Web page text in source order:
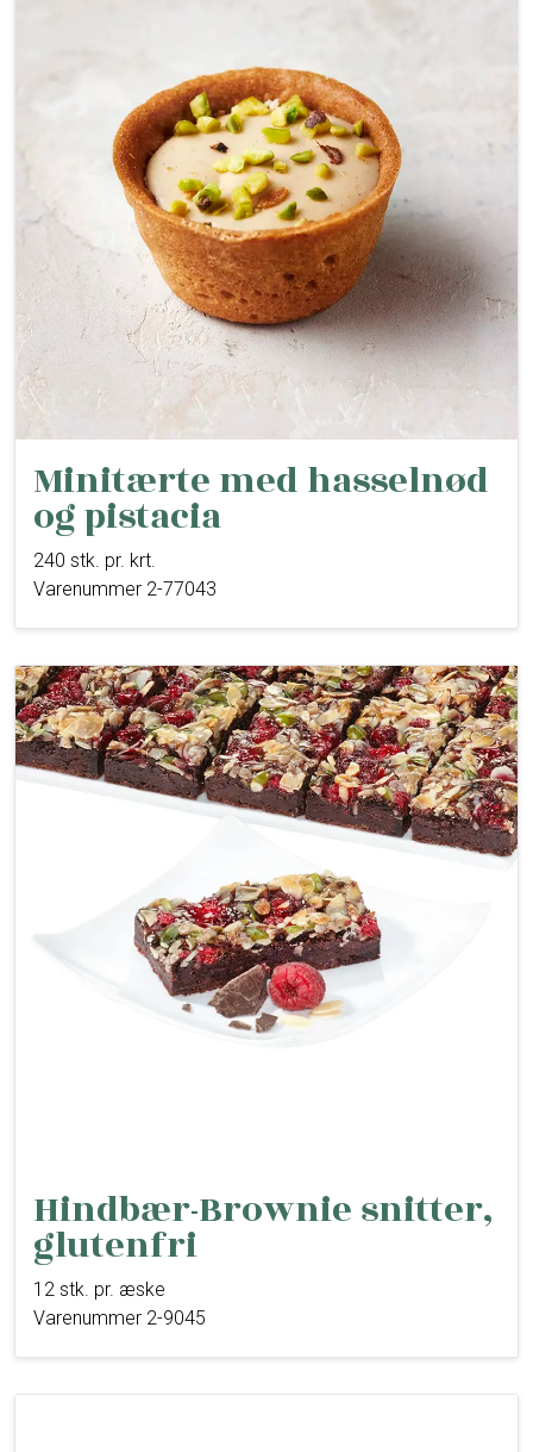
Minitærte med hasselnød
og pistacia
240 stk. pr. krt.
Varenummer 2-77043
Hindbær-Brownie snitter,
glutenfri
12 stk. pr. æske
Varenummer 2-9045